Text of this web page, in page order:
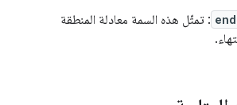
: تمثّل هذه السمة معادلة المنطقة